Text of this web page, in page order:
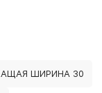
ШИРИНА 30